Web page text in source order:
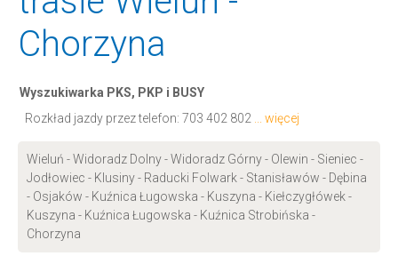
Chorzyna
Wyszukiwarka PKS, PKP i BUSY
Rozkład jazdy przez telefon: 703 402 802 ... więcej
Wieluń - Widoradz Dolny - Widoradz Górny - Olewin - Sieniec -
Jodłowiec - Klusiny - Raducki Folwark - Stanisławów - Dębina
- Osjaków - Kuźnica Ługowska - Kuszyna - Kiełczygłówek -
Kuszyna - Kuźnica Ługowska - Kuźnica Strobińska -
Chorzyna